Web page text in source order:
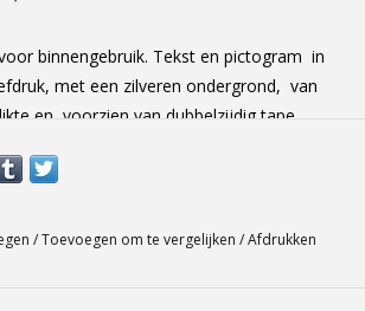
binnengebruik. Tekst en pictogram in
met een zilveren ondergrond, van
en voorzien van dubbelzijdig tape
/Toevoegen om te vergelijken /Afdrukken